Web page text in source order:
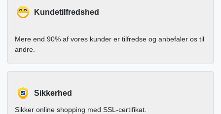
Kundetilfredshed
Mere end 90% af vores kunder er tilfredse og anbefaler os til
andre.
Sikkerhed
Sikker online shopping med SSL-certifikat.